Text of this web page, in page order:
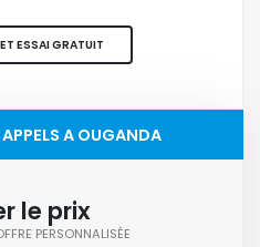
ESSAI GRATUIT
A OUGANDA
le prix
PERSONNALISÉE